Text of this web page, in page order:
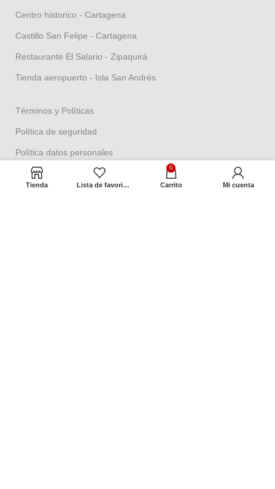
Centro historico - Cartagena
Castillo San Felipe - Cartagena
Restaurante El Salario - Zipaquirá
Tienda aeropuerto - Isla San Andrés
Términos y Políticas
Política de seguridad
Política datos personales
Política Propiedad intelectual
Tienda Lista de favoritos
0
Carrito Mi cuenta